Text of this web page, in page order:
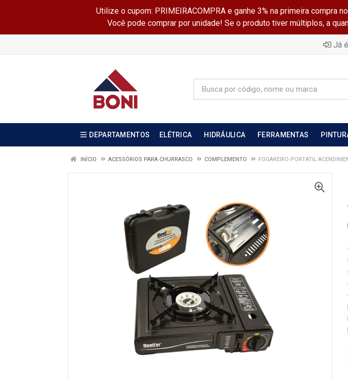
Utilize o cupom: PRIMEIRACOMPRA e ganhe 3% na primeira compra
Você pode comprar por unidade! Se o produto tiver múltiplos, a
Já
DEPARTAMENTOS ELÉTRICA HIDRÁULICA FERRAMENTAS
INÍCIO ACESSÓRIOS PARA CHURRASCO COMPLEMENTO FOGAREIRO PORTATIL